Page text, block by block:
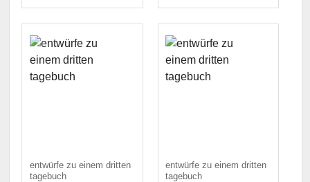
entwürfe zu einem dritten
tagebuch
entwürfe zu einem dritten
tagebuch